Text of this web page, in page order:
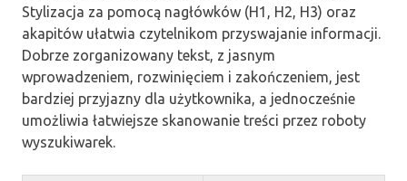
Stylizacja za pomocą nagłówków (H1, H2, H3) oraz
akapitów ułatwia czytelnikom przyswajanie informacji.
Dobrze zorganizowany tekst, z jasnym
wprowadzeniem, rozwinięciem i zakończeniem, jest
bardziej przyjazny dla użytkownika, a jednocześnie
umożliwia łatwiejsze skanowanie treści przez roboty
wyszukiwarek.